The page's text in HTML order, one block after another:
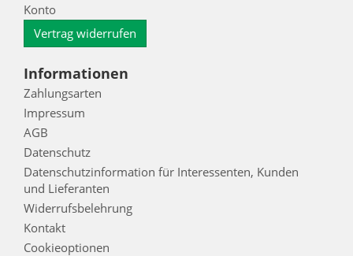
Konto
Vertrag widerrufen
Informationen
Zahlungsarten
Impressum
AGB
Datenschutz
Datenschutzinformation für Interessenten, Kunden
und Lieferanten
Widerrufsbelehrung
Kontakt
Cookieoptionen